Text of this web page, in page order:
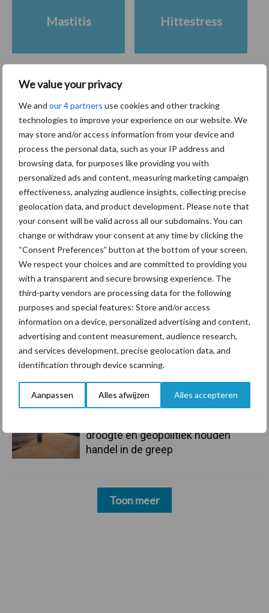
We value your privacy
We and our 4 partners use cookies and other tracking
technologies to improve your experience on our website. We
may store and/or access information from your device and
process the personal data, such as your IP address and
browsing data, for purposes like providing you with
personalized ads and content, measuring marketing campaign
effectiveness, analyzing audience insights, collecting precise
geolocation data, and product development. Please note that
your consent will be valid across all our subdomains. You can
change or withdraw your consent at any time by clicking the
“Consent Preferences” button at the bottom of your screen.
We respect your choices and are committed to providing you
with a transparent and secure browsing experience. The
third-party vendors are processing data for the following
purposes and special features: Store and/or access
information on a device, personalized advertising and content,
advertising and content measurement, audience research,
and services development, precise geolocation data, and
identification through device scanning.
Aanpassen Alles afwijzen Alles accepteren
Primaire
Sidebar
Recent nieuws Partner nieuws
Nieuw aan Schmallenberg
gerelateerd virus ontdekt in
Duitsland
10 aug
Tot 5 ton per wiel om
ondergrondverdichting te beperken
10 aug
Jaarverslag 2025 Royal A-ware:
omzet groeit, nettoresultaat daalt
10 aug
Machines en werktuigen gewild
droogte en geopolitiek houden
handel in de greep
Toon meer
Mastitis Hittestress